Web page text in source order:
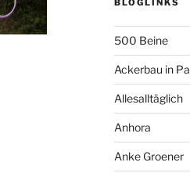
BLOGLINKS
500 Beine
Ackerbau in
Allesalltäglich
Anhora
Anke Groener